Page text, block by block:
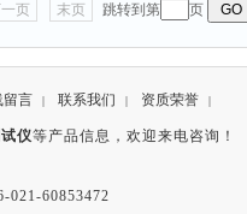
页 末页 跳转到第 页
留言 | 联系我们 | 资质荣誉 |
仪等产品信息，欢迎来电咨询！
021-60853472